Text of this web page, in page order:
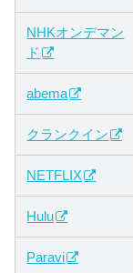
NHKオンデマン
ド
abema
クランクイン
NETFLIX
Hulu
Paravi